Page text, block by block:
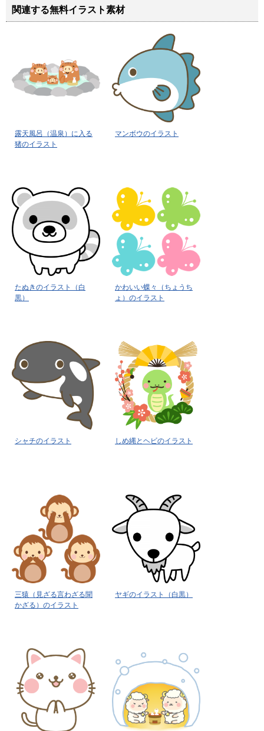
関連する無料イラスト素材
露天風呂（温泉）に入る
猪のイラスト
マンボウのイラスト
たぬきのイラスト（白
黒）
かわいい蝶々（ちょうち
ょ）のイラスト
シャチのイラスト しめ縄とヘビのイラスト
三猿（見ざる言わざる聞
かざる）のイラスト
ヤギのイラスト（白黒）